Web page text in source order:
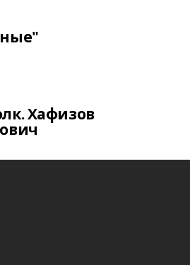
Хафизов